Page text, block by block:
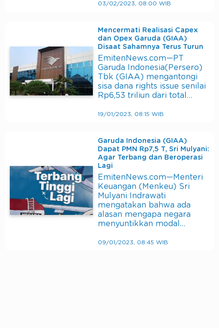
03/02/2023, 08:00 WIB
Mencermati Realisasi Capex
dan Opex Garuda (GIAA)
Disaat Sahamnya Terus Turun
EmitenNews.com—PT
Garuda Indonesia(Persero)
Tbk (GIAA) mengantongi
sisa dana rights issue senilai
Rp6,53 triliun dari total…
19/01/2023, 08:15 WIB
Garuda Indonesia (GIAA)
Dapat PMN Rp7,5 T, Sri Mulyani:
Agar Terbang dan Beroperasi
Lagi
EmitenNews.com—Menteri
Keuangan (Menkeu) Sri
Mulyani Indrawati
mengatakan bahwa ada
alasan mengapa negara
menyuntikkan modal…
09/01/2023, 08:45 WIB